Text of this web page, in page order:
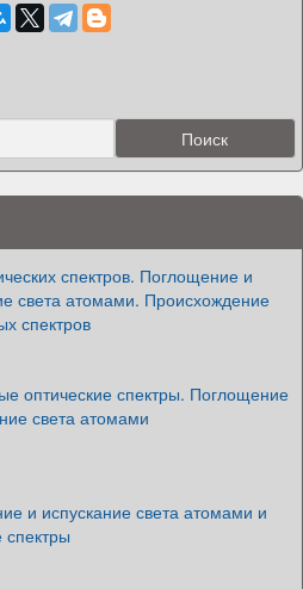
спектров. Поглощение и
света атомами. Происхождение
спектров
оптические спектры. Поглощение
света атомами
и испускание света атомами и